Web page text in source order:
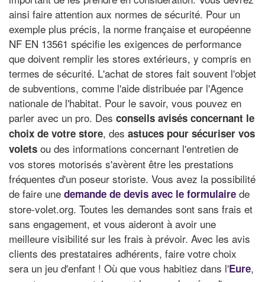
ainsi faire attention aux normes de sécurité. Pour un
exemple plus précis, la norme française et européenne
NF EN 13561 spécifie les exigences de performance
que doivent remplir les stores extérieurs, y compris en
termes de sécurité. L'achat de stores fait souvent l'objet
de subventions, comme l'aide distribuée par l'Agence
nationale de l'habitat. Pour le savoir, vous pouvez en
parler avec un pro. Des conseils avisés concernant le
choix de votre store, des astuces pour sécuriser vos
volets ou des informations concernant l'entretien de
vos stores motorisés s'avèrent être les prestations
fréquentes d'un poseur storiste. Vous avez la possibilité
de faire une demande de devis avec le formulaire de
store-volet.org. Toutes les demandes sont sans frais et
sans engagement, et vous aideront à avoir une
meilleure visibilité sur les frais à prévoir. Avec les avis
clients des prestataires adhérents, faire votre choix
sera un jeu d'enfant ! Où que vous habitiez dans l'Eure,